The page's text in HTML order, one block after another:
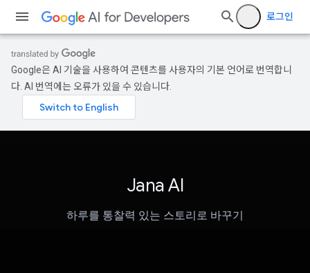
로그인
Google은 AI 기술을 사용하여 콘텐츠를 사용자의 기본 언어로 번역합니
다. AI 번역에는 오류가 있을 수 있습니다.
Jana AI
하루를 통찰력 있는 스토리로 바꾸기